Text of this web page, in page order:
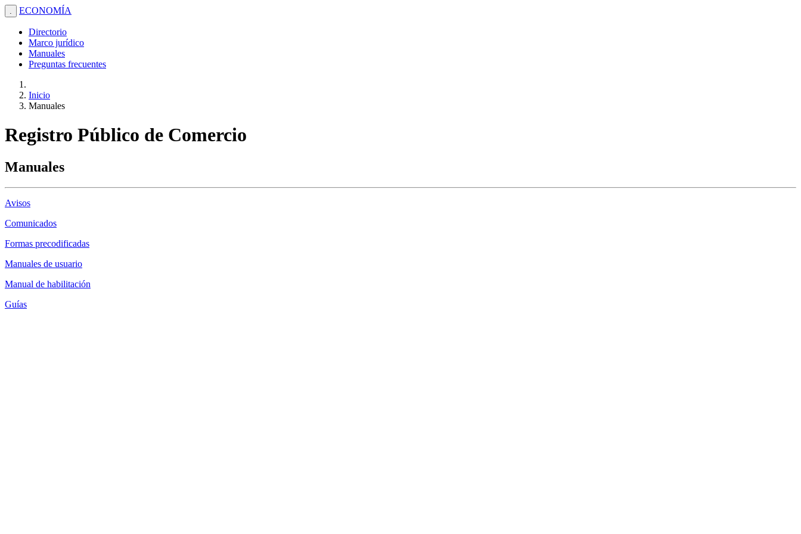
. ECONOMÍA
Directorio
Marco jurídico
Manuales
Preguntas frecuentes
Inicio
Manuales
Registro Público de Comercio
Manuales
Avisos
Comunicados
Formas precodificadas
Manuales de usuario
Manual de habilitación
Guías